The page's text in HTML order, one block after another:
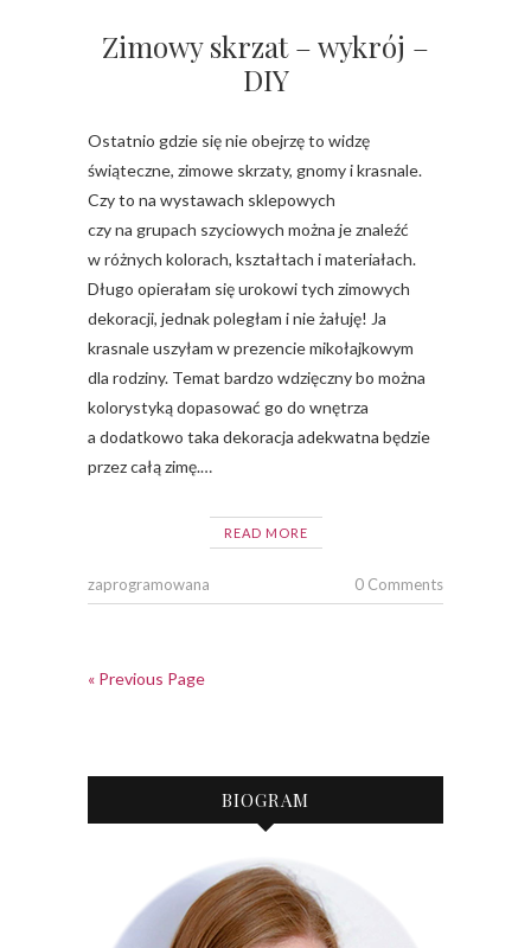
Zimowy skrzat – wykrój –
DIY
Ostatnio gdzie się nie obejrzę to widzę
świąteczne, zimowe skrzaty, gnomy i krasnale.
Czy to na wystawach sklepowych
czy na grupach szyciowych można je znaleźć
w różnych kolorach, kształtach i materiałach.
Długo opierałam się urokowi tych zimowych
dekoracji, jednak poległam i nie żałuję! Ja
krasnale uszyłam w prezencie mikołajkowym
dla rodziny. Temat bardzo wdzięczny bo można
kolorystyką dopasować go do wnętrza
a dodatkowo taka dekoracja adekwatna będzie
przez całą zimę.…
READ MORE
zaprogramowana 0 Comments
« Previous Page
BIOGRAM